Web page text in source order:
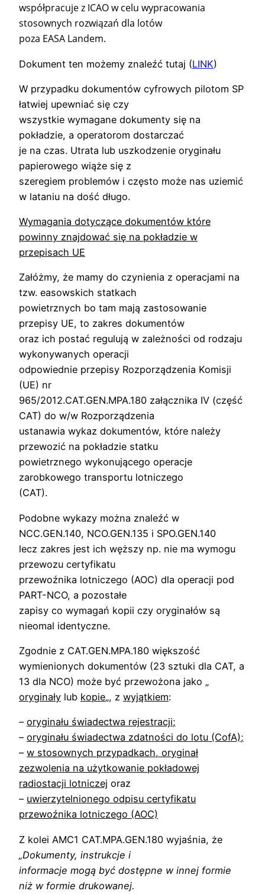
współpracuje z ICAO w celu wypracowania
stosownych rozwiązań dla lotów
poza EASA Landem.
Dokument ten możemy znaleźć tutaj (LINK)
W przypadku dokumentów cyfrowych pilotom SP
łatwiej upewniać się czy
wszystkie wymagane dokumenty się na
pokładzie, a operatorom dostarczać
je na czas. Utrata lub uszkodzenie oryginału
papierowego wiąże się z
szeregiem problemów i często może nas uziemić
w lataniu na dość długo.
Wymagania dotyczące dokumentów które
powinny znajdować się na pokładzie w
przepisach UE
Załóżmy, że mamy do czynienia z operacjami na
tzw. easowskich statkach
powietrznych bo tam mają zastosowanie
przepisy UE, to zakres dokumentów
oraz ich postać regulują w zależności od rodzaju
wykonywanych operacji
odpowiednie przepisy Rozporządzenia Komisji
(UE) nr
965/2012.CAT.GEN.MPA.180 załącznika IV (część
CAT) do w/w Rozporządzenia
ustanawia wykaz dokumentów, które należy
przewozić na pokładzie statku
powietrznego wykonującego operacje
zarobkowego transportu lotniczego
(CAT).
Podobne wykazy można znaleźć w
NCC.GEN.140, NCO.GEN.135 i SPO.GEN.140
lecz zakres jest ich węższy np. nie ma wymogu
przewozu certyfikatu
przewoźnika lotniczego (AOC) dla operacji pod
PART-NCO, a pozostałe
zapisy co wymagań kopii czy oryginałów są
nieomal identyczne.
Zgodnie z CAT.GEN.MPA.180 większość
wymienionych dokumentów (23 sztuki dla CAT, a
13 dla NCO) może być przewożona jako „
oryginały lub kopie„, z wyjątkiem:
– oryginału świadectwa rejestracji;
– oryginału świadectwa zdatności do lotu (CofA);
– w stosownych przypadkach, oryginał
zezwolenia na użytkowanie pokładowej
radiostacji lotniczej oraz
– uwierzytelnionego odpisu certyfikatu
przewoźnika lotniczego (AOC)
Z kolei AMC1 CAT.MPA.GEN.180 wyjaśnia, że
„Dokumenty, instrukcje i
informacje mogą być dostępne w innej formie
niż w formie drukowanej.